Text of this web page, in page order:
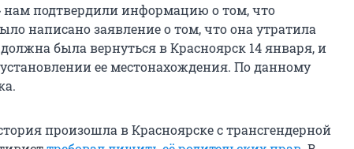
подтвердили информацию о том, что
написано заявление о том, что она утратила
была вернуться в Красноярск 14 января, и
ее местонахождения. По данному
произошла в Красноярске с трансгендерной